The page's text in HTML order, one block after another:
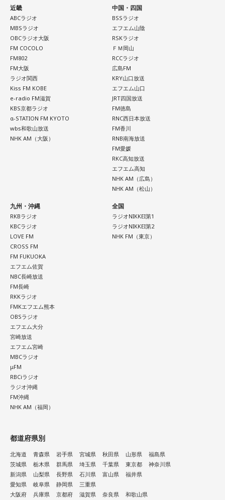
年。野村證券・パーソルキャリアでの勤務を経て占い師とし
て独立。2024年にはスキルシェアサイト「ココナラ」にて結
婚分野ランキング1位・仕事分野2位を獲得。現在はSATORI電
話占いを始め、年間1000名を鑑定している。
Webサイト：
https://selene-uranai.com/
オンライン占いセレーネ：
https://online-uranai.jp/
『Nostalgic More Story』では、山梨にまつわる風景や、大
切な人との思い出を紹介しています。
今回の放送では、夏の夜空をきっかけに、子どもの頃の純粋
な感動や、時間が経っても色あせない記憶が届けられまし
た。
放送で紹介されたStoryの続きをぜひradikoのタイムフリーで
お楽しみください。
近畿
ABCラジオ
MBSラジオ
OBCラジオ大阪
FM COCOLO
FM802
FM大阪
ラジオ関西
Kiss FM KOBE
e-radio FM滋賀
KBS京都ラジオ
α-STATION FM KYOTO
wbs和歌山放送
NHK AM（大阪）
中国・四国
BSSラジオ
エフエム山陰
RSKラジオ
ＦＭ岡山
RCCラジオ
広島FM
KRY山口放送
エフエム山口
JRT四国放送
FM徳島
RNC西日本放送
FM香川
RNB南海放送
FM愛媛
RKC高知放送
エフエム高知
NHK AM（広島）
NHK AM（松山）
九州・沖縄
RKBラジオ
KBCラジオ
LOVE FM
CROSS FM
FM FUKUOKA
エフエム佐賀
NBC長崎放送
FM長崎
RKKラジオ
FMKエフエム熊本
OBSラジオ
エフエム大分
宮崎放送
エフエム宮崎
MBCラジオ
μFM
RBCiラジオ
ラジオ沖縄
FM沖縄
NHK AM（福岡）
全国
ラジオNIKKEI第1
ラジオNIKKEI第2
NHK FM（東京）
都道府県別
北海道 青森県 岩手県 宮城県 秋田県 山形県
福島県
茨城県
栃木県 群馬県 埼玉県 千葉県 東京都
神奈川県
新潟県
山梨県 長野県 石川県 富山県
福井県
愛知県
岐阜県 静岡県
三重県
大阪府
兵庫県 京都府 滋賀県 奈良県 和歌山県